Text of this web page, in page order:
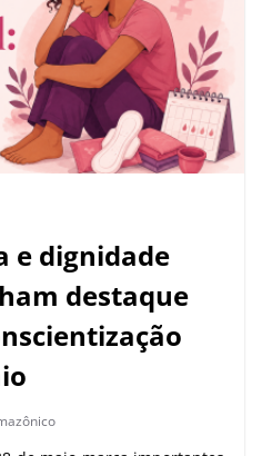
e dignidade
destaque